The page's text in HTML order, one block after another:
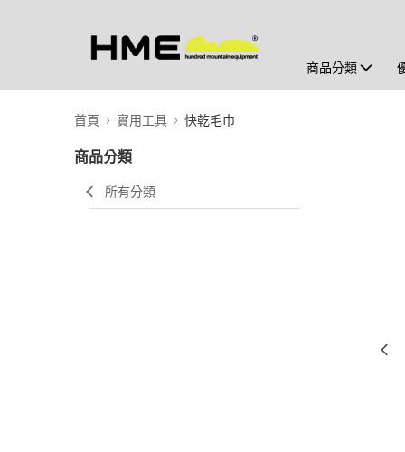
商品分類
首頁 實用工具 快乾毛巾
商品分類
所有分類